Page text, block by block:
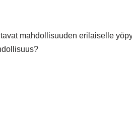
mahdollisuuden erilaiselle